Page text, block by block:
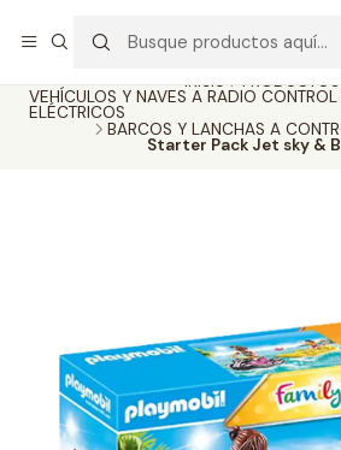
Inicio PRODUCTOS
VEHÍCULOS Y NAVES A RADIO CONTROL
ELÉCTRICOS
BARCOS Y LANCHAS A
Starter Pack Jet sky &